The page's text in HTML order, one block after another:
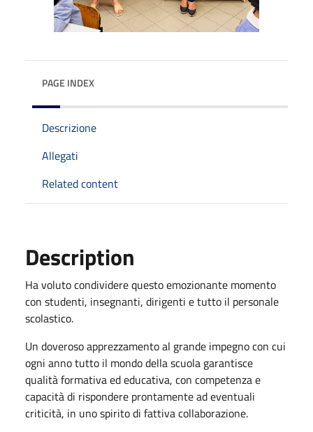
PAGE INDEX
Descrizione
Allegati
Related content
Description
Ha voluto condividere questo emozionante momento
con studenti, insegnanti, dirigenti e tutto il personale
scolastico.
Un doveroso apprezzamento al grande impegno con cui
ogni anno tutto il mondo della scuola garantisce
qualità formativa ed educativa, con competenza e
capacità di rispondere prontamente ad eventuali
criticità, in uno spirito di fattiva collaborazione.